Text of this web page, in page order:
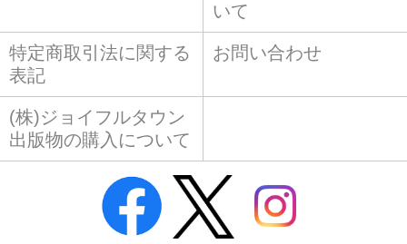
いて
特定商取引法に関する
表記
お問い合わせ
(株)ジョイフルタウン
出版物の購入について